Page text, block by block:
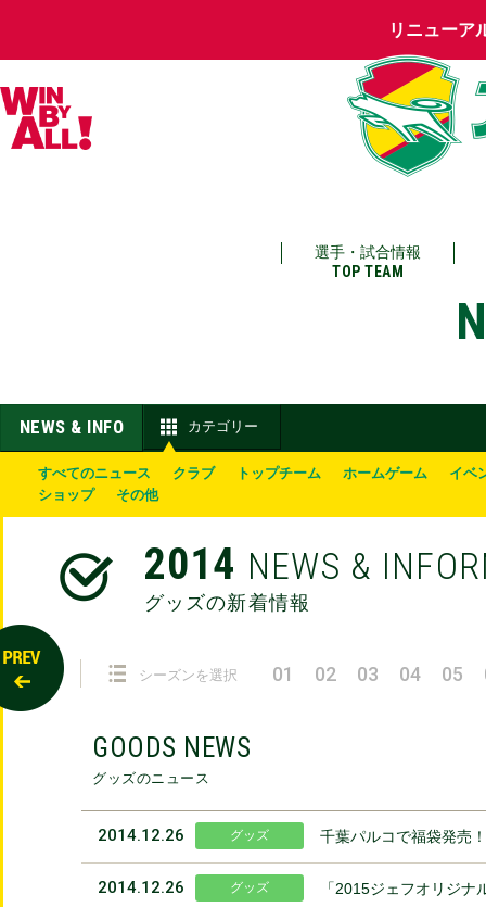
リニューア
選手・試合情報
TOP TEAM
NEWS & INFO カテゴリー
すべてのニュース クラブ トップチーム ホームゲーム
イベ
ショップ
その他
2014 NEWS &
グッズの新着情報
シーズンを選択 01 02 03 04 05
GOODS NEWS
グッズのニュース
2014.12.26 グッズ 千葉パルコで福袋発売！
2014.12.26 グッズ 「2015ジェフオリジ